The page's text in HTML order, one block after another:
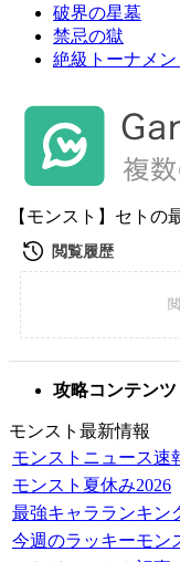
破界の星墓
禁忌の獄
絶級トーナメン
【モンスト】セトの
攻略コンテンツ
モンスト最新情報
モンストニュース速
モンスト夏休み2026
最強キャラランキン
今週のラッキーモン